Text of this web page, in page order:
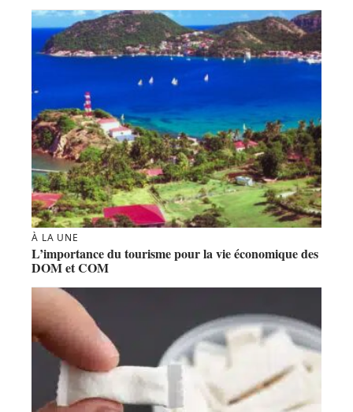
À LA UNE
L’importance du tourisme pour la vie économique des
DOM et COM